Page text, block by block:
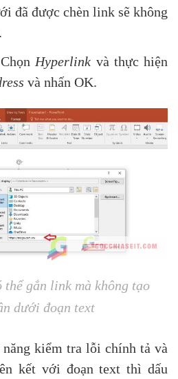
đã được chèn link sẽ không
Hyperlink và thực hiện
và nhấn OK.
thể gắn link mà không tạo
dưới đoạn text
năng kiểm tra lỗi chính tả và
kết với đoạn text thì dấu